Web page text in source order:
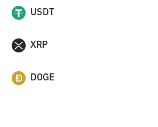
USDT
XRP
DOGE